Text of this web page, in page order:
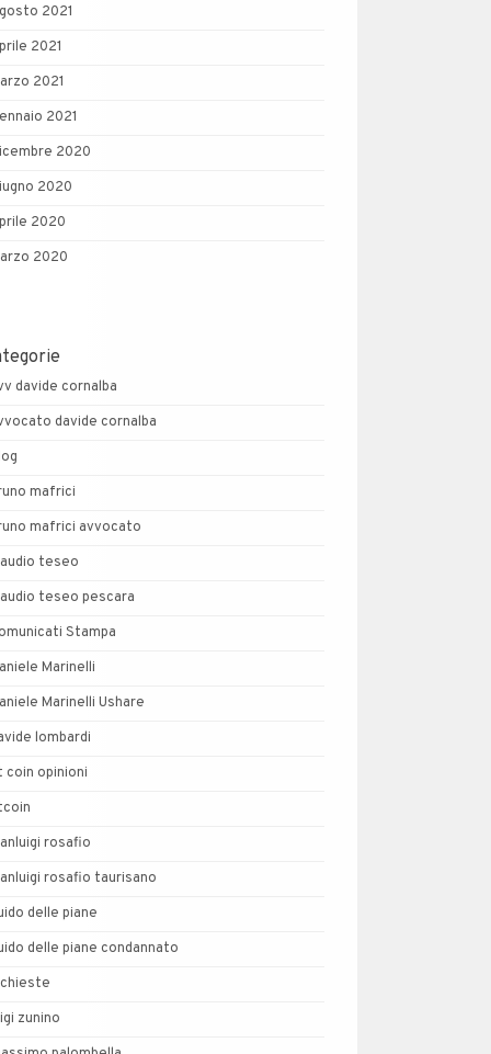
2021
2021
2021
2021
2020
2020
2020
2020
davide cornalba
davide cornalba
mafrici
mafrici avvocato
teseo
teseo pescara
Stampa
Marinelli
Marinelli Ushare
lombardi
coin opinioni
rosafio
rosafio taurisano
delle piane
delle piane condannato
zunino